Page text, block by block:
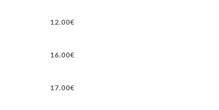
12.00€
16.00€
17.00€